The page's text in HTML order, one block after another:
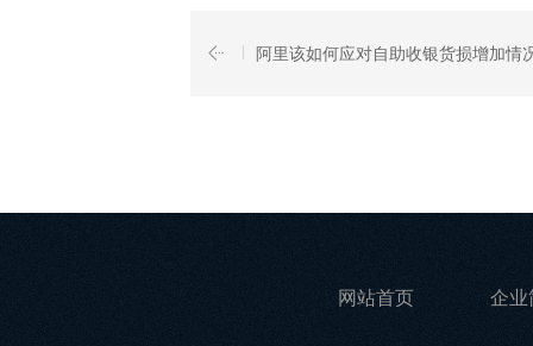
阿里该如何应对自助收银货损增加情
网站首页 企业